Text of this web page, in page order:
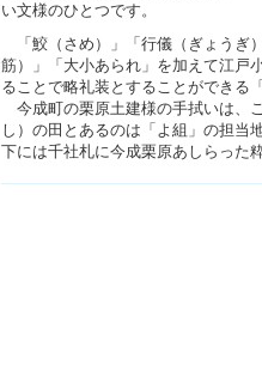
い文様のひとつです。
「鮫（さめ）」「行儀（ぎょうぎ
筋）」「大小あられ」を加えて江戸
ることで略礼装とすることができる
今成町の栗原土建様の手拭いは、
し）の田とあるのは「よ組」の担当
下には千社札に今成栗原あしらった